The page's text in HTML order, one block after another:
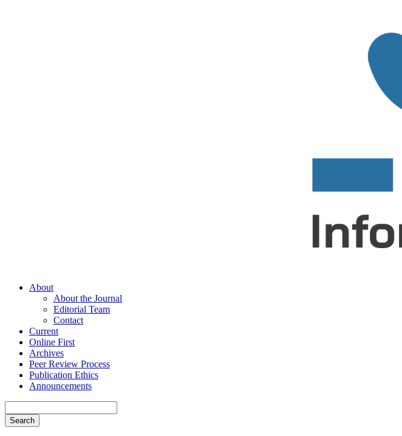
About
About the Journal
Editorial Team
Contact
Current
Online First
Archives
Peer Review Process
Publication Ethics
Announcements
Search